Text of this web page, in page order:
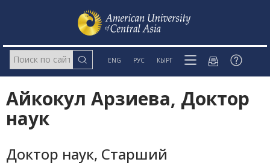
ENG РУС КЫРГ
Айкокул Арзиева, Доктор
наук
Доктор наук, Старший